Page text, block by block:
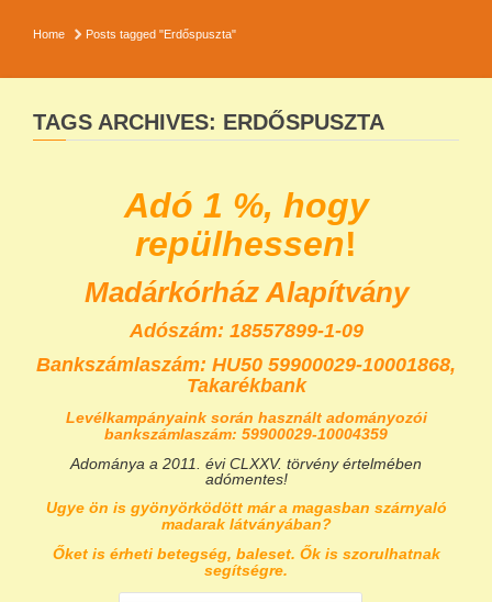
Home Posts tagged "Erdőspuszta"
TAGS ARCHIVES: ERDŐSPUSZTA
Adó 1 %, hogy
repülhessen!
Madárkórház Alapítvány
Adószám: 18557899-1-09
Bankszámlaszám: HU50 59900029-10001868,
Takarékbank
Levélkampányaink során használt adományozói
bankszámlaszám: 59900029-10004359
Adománya a 2011. évi CLXXV. törvény értelmében
adómentes!
Ugye ön is gyönyörködött már a magasban szárnyaló
madarak látványában?
Őket is érheti betegség, baleset. Ők is szorulhatnak
segítségre.